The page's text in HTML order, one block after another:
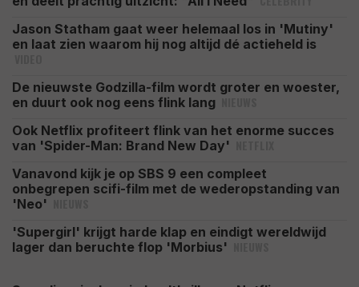
Jason Statham gaat weer helemaal los in 'Mutiny'
en laat zien waarom hij nog altijd dé actieheld is
De nieuwste Godzilla-film wordt groter en woester,
en duurt ook nog eens flink lang
Ook Netflix profiteert flink van het enorme succes
van 'Spider-Man: Brand New Day'
Vanavond kijk je op SBS 9 een compleet
onbegrepen scifi-film met de wederopstanding van
'Neo'
'Supergirl' krijgt harde klap en eindigt wereldwijd
lager dan beruchte flop 'Morbius'